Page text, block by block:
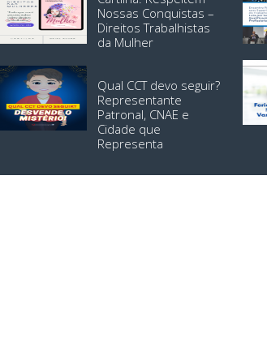
Nossas Conquistas –
Direitos Trabalhistas
da Mulher
Qual CCT devo seguir?
Representante
Patronal, CNAE e
Cidade que
Representa